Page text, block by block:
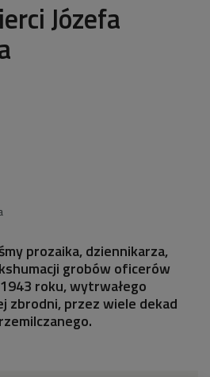
Józefa
prozaika, dziennikarza,
grobów oficerów
roku, wytrwałego
zbrodni, przez wiele dekad